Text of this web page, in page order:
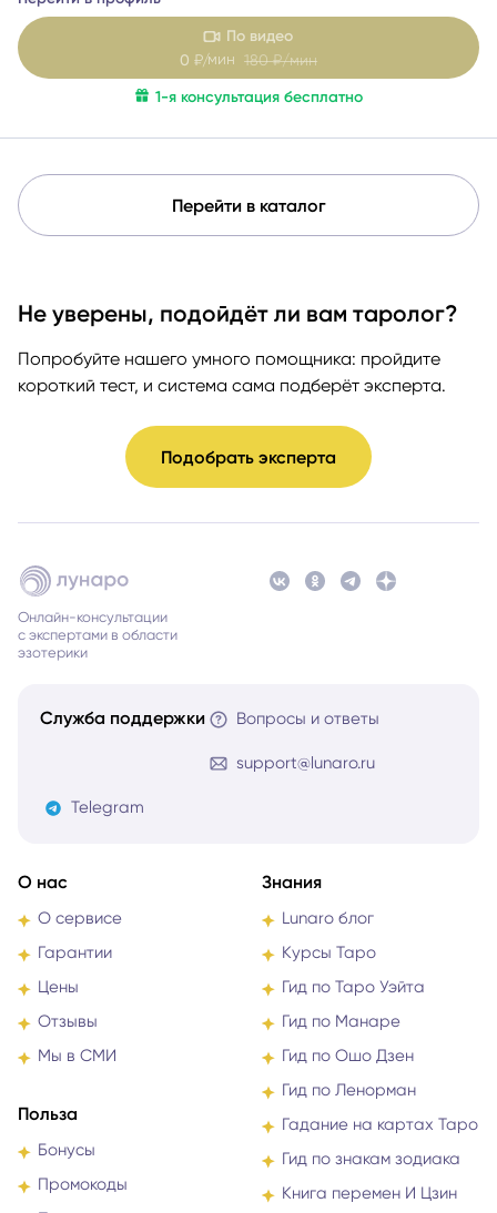
По видео
0 ₽/мин180 ₽/мин
1-я консультация бесплатно
Перейти в каталог
Не уверены, подойдёт ли вам таролог?
Попробуйте нашего умного помощника: пройдите
короткий тест, и система сама подберёт эксперта.
Подобрать эксперта
Онлайн-консультации
с экспертами в области
эзотерики
Служба поддержки Вопросы и ответы
support@lunaro.ru
Telegram
О нас
О сервисе
Гарантии
Цены
Отзывы
Мы в СМИ
Польза
Бонусы
Промокоды
Знания
Lunaro блог
Курсы Таро
Гид по Таро Уэйта
Гид по Манаре
Гид по Ошо Дзен
Гид по Ленорман
Гадание на картах Таро
Гид по знакам зодиака
Книга перемен И Цзин